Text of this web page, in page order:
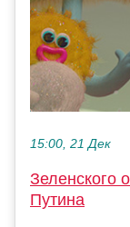
15:00, 21 Дек
Зеленского
Путина